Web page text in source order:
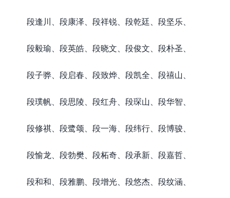
段逢川、段康泽、段祥锐、段乾廷、段坚乐、
段毅瑜、段英皓、段晓文、段俊文、段朴圣、
段子骅、段启春、段致烨、段凯全、段禧山、
段璞帆、段思陵、段红舟、段琛山、段华智、
段修祺、段鹭颂、段一海、段纬行、段博骏、
段愉龙、段勃樊、段柘奇、段承新、段嘉哲、
段和和、段雅鹏、段增光、段悠杰、段纹涵、